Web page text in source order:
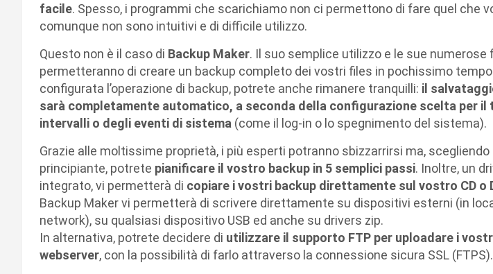
facile. Spesso, i programmi che scarichiamo non ci permettono di fare quel che
comunque non sono intuitivi e di difficile utilizzo.
Questo non è il caso di Backup Maker. Il suo semplice utilizzo e le sue numerose
permetteranno di creare un backup completo dei vostri files in pochissimo
configurata l’operazione di backup, potrete anche rimanere tranquilli: il
sarà completamente automatico, a seconda della configurazione scelta per il
intervalli o degli eventi di sistema (come il log-in o lo spegnimento del sistema).
Grazie alle moltissime proprietà, i più esperti potranno sbizzarrirsi ma,
principiante, potrete pianificare il vostro backup in 5 semplici passi. Inoltre, un
integrato, vi permetterà di copiare i vostri backup direttamente sul vostro CD o
Backup Maker vi permetterà di scrivere direttamente su dispositivi esterni (in
network), su qualsiasi dispositivo USB ed anche su drivers zip.
In alternativa, potrete decidere di utilizzare il supporto FTP per uploadare i
webserver, con la possibilità di farlo attraverso la connessione sicura SSL (FTPS).